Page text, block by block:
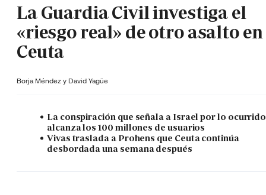
La Guardia Civil investiga el
«riesgo real» de otro asalto en
Ceuta
Borja Méndez y David Yagüe
La conspiración que señala a Israel por lo ocurrido
alcanza los 100 millones de usuarios
Vivas traslada a Prohens que Ceuta continúa
desbordada una semana después